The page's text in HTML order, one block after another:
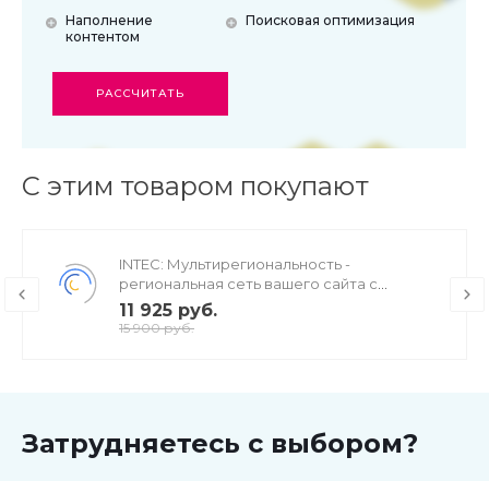
Наполнение
контентом
Поисковая оптимизация
РАССЧИТАТЬ
С этим товаром покупают
INTEC: Мультирегиональность -
региональная сеть вашего сайта с
продвижением в поисковиках
11 925 руб.
15 900 руб.
Затрудняетесь с выбором?